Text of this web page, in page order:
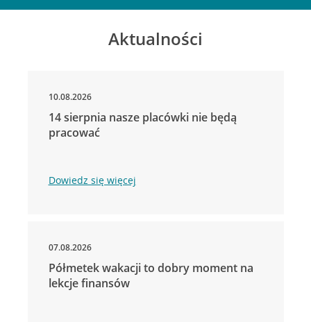
Aktualności
10.08.2026
14 sierpnia nasze placówki nie będą
pracować
Dowiedz się więcej
07.08.2026
Półmetek wakacji to dobry moment na
lekcje finansów